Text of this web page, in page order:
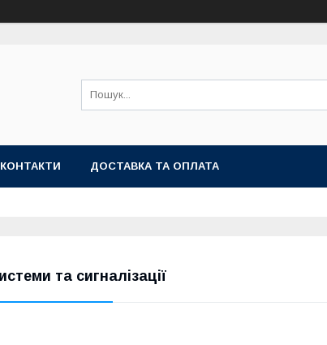
КОНТАКТИ ДОСТАВКА ТА ОПЛАТА
та сигналізації